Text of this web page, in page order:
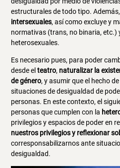
estructurales de todo tipo. Además,
intersexuales, así como excluye y
normativas (trans, no binaria, etc.)
heterosexuales.
Es necesario pues, para poder
desde elteatro, naturalizar la
de género, y asumir que el hecho
situaciones de desigualdad de
personas. En este contexto, el
personas que cumplen con la
privilegios y espacios de poder en
nuestros privilegios y reflexionar
corresponsabilizarnos ante
desigualdad.